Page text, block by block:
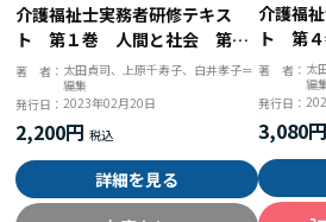
介護福祉士実務者研修テキス
ト 第１巻 人間と社会 第４
版
著 者： 太田貞司、上原千寿子、白井孝子＝
編集
発行日：2023年02月20日
2,200円
詳細を見る
介護福
ト 第
しくみ
著 者： 太
編
発行日：
3,080円